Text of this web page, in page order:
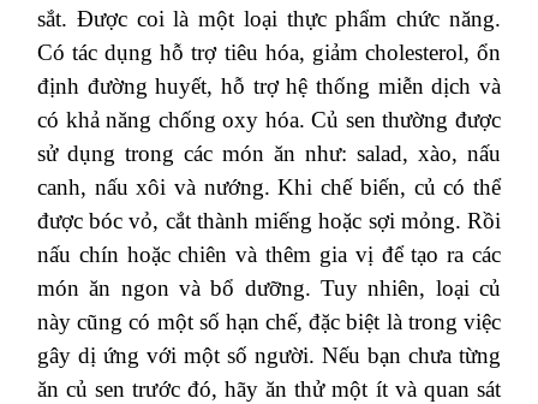
sắt. Được coi là một loại thực phẩm chức năng.
Có tác dụng hỗ trợ tiêu hóa, giảm cholesterol, ổn
định đường huyết, hỗ trợ hệ thống miễn dịch và
có khả năng chống oxy hóa. Củ sen thường được
sử dụng trong các món ăn như: salad, xào, nấu
canh, nấu xôi và nướng. Khi chế biến, củ có thể
được bóc vỏ, cắt thành miếng hoặc sợi mỏng. Rồi
nấu chín hoặc chiên và thêm gia vị để tạo ra các
món ăn ngon và bổ dưỡng. Tuy nhiên, loại củ
này cũng có một số hạn chế, đặc biệt là trong việc
gây dị ứng với một số người. Nếu bạn chưa từng
ăn củ sen trước đó, hãy ăn thử một ít và quan sát